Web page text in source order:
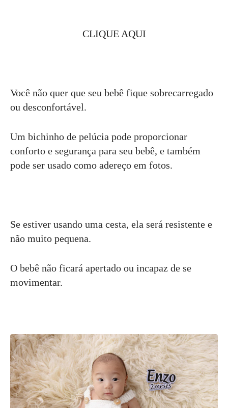
CLIQUE AQUI
Você não quer que seu bebê fique sobrecarregado
ou desconfortável.
Um bichinho de pelúcia pode proporcionar
conforto e segurança para seu bebê, e também
pode ser usado como adereço em fotos.
Se estiver usando uma cesta, ela será resistente e
não muito pequena.
O bebê não ficará apertado ou incapaz de se
movimentar.